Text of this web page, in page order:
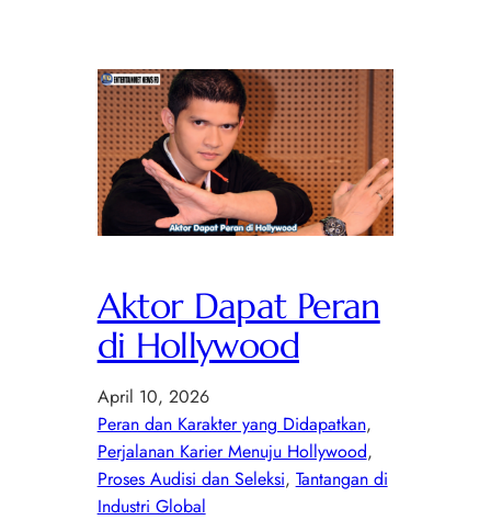
Aktor Dapat Peran
di Hollywood
April 10, 2026
Peran dan Karakter yang Didapatkan
Perjalanan Karier Menuju Hollywood
Proses Audisi dan Seleksi, Tantangan di
Industri Global